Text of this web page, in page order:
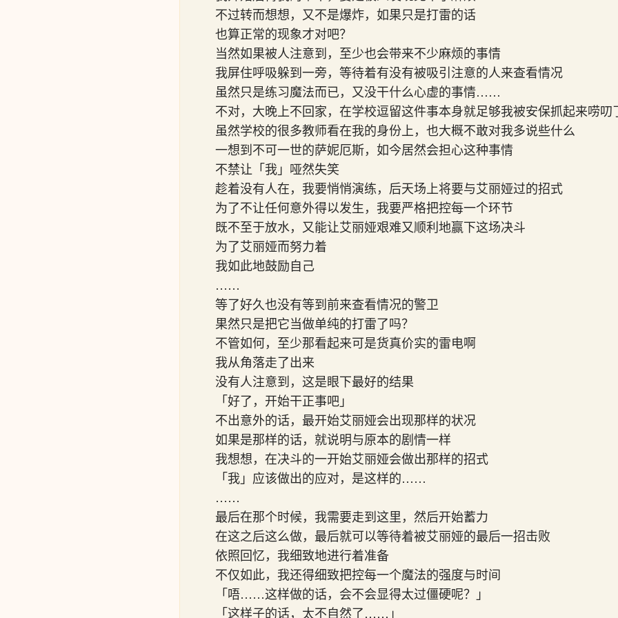
不过转而想想，又不是爆炸，如果只是打雷的话
也算正常的现象才对吧？
当然如果被人注意到，至少也会带来不少麻烦的事情
我屏住呼吸躲到一旁，等待着有没有被吸引注意的人来查看情况
虽然只是练习魔法而已，又没干什么心虚的事情……
不对，大晚上不回家，在学校逗留这件事本身就足够我被安保抓起来唠叨
虽然学校的很多教师看在我的身份上，也大概不敢对我多说些什么
一想到不可一世的萨妮厄斯，如今居然会担心这种事情
不禁让「我」哑然失笑
趁着没有人在，我要悄悄演练，后天场上将要与艾丽娅过的招式
为了不让任何意外得以发生，我要严格把控每一个环节
既不至于放水，又能让艾丽娅艰难又顺利地赢下这场决斗
为了艾丽娅而努力着
我如此地鼓励自己
……
等了好久也没有等到前来查看情况的警卫
果然只是把它当做单纯的打雷了吗？
不管如何，至少那看起来可是货真价实的雷电啊
我从角落走了出来
没有人注意到，这是眼下最好的结果
「好了，开始干正事吧」
不出意外的话，最开始艾丽娅会出现那样的状况
如果是那样的话，就说明与原本的剧情一样
我想想，在决斗的一开始艾丽娅会做出那样的招式
「我」应该做出的应对，是这样的……
……
最后在那个时候，我需要走到这里，然后开始蓄力
在这之后这么做，最后就可以等待着被艾丽娅的最后一招击败
依照回忆，我细致地进行着准备
不仅如此，我还得细致把控每一个魔法的强度与时间
「唔……这样做的话，会不会显得太过僵硬呢？」
「这样子的话，太不自然了……」